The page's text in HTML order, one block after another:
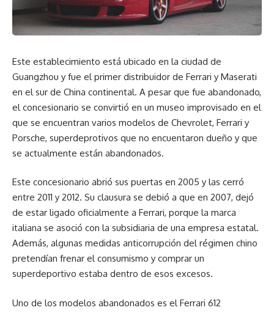
Este establecimiento está ubicado en la ciudad de
Guangzhou y fue el primer distribuidor de Ferrari y Maserati
en el sur de China continental. A pesar que fue abandonado,
el concesionario se convirtió en un museo improvisado en el
que se encuentran varios modelos de Chevrolet, Ferrari y
Porsche, superdeprotivos que no encuentaron dueño y que
se actualmente están abandonados.
Este concesionario abrió sus puertas en 2005 y las cerró
entre 2011 y 2012. Su clausura se debió a que en 2007, dejó
de estar ligado oficialmente a Ferrari, porque la marca
italiana se asoció con la subsidiaria de una empresa estatal.
Además, algunas medidas anticorrupción del régimen chino
pretendían frenar el consumismo y comprar un
superdeportivo estaba dentro de esos excesos.
Uno de los modelos abandonados es el Ferrari 612